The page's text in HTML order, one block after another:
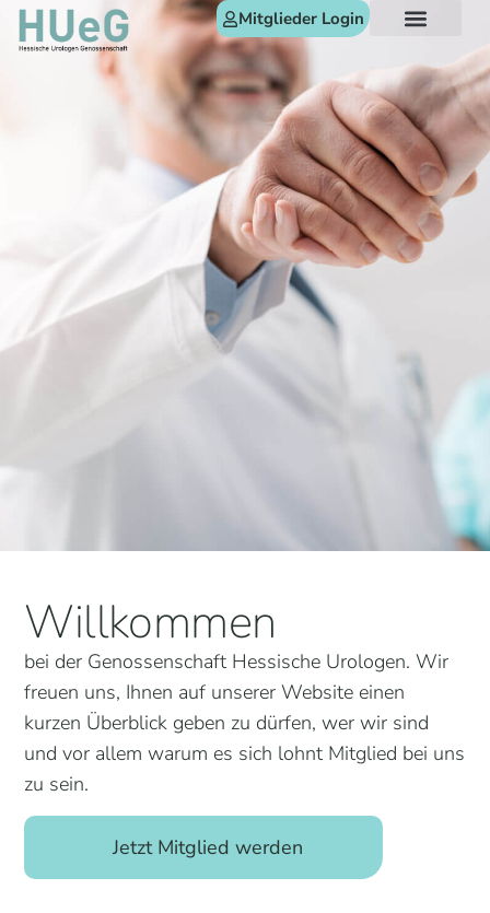
Mitglieder Login
Willkommen
bei der Genossenschaft Hessische Urologen. Wir
freuen uns, Ihnen auf unserer Website einen
kurzen Überblick geben zu dürfen, wer wir sind
und vor allem warum es sich lohnt Mitglied bei uns
zu sein.
Jetzt Mitglied werden